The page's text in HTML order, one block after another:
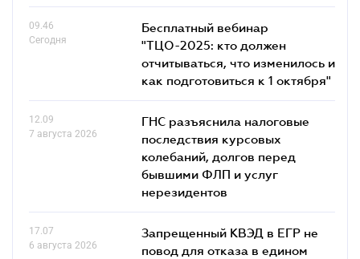
09.46
Сегодня
Бесплатный вебинар
"ТЦО-2025: кто должен
отчитываться, что изменилось и
как подготовиться к 1 октября"
12.09
7 августа 2026
ГНС разъяснила налоговые
последствия курсовых
колебаний, долгов перед
бывшими ФЛП и услуг
нерезидентов
17.07
6 августа 2026
Запрещенный КВЭД в ЕГР не
повод для отказа в едином